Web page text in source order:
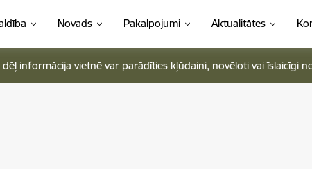
Novads Pakalpojumi Aktualitātes
informācija vietnē var parādīties kļūdaini, novēloti vai īslaicīgi